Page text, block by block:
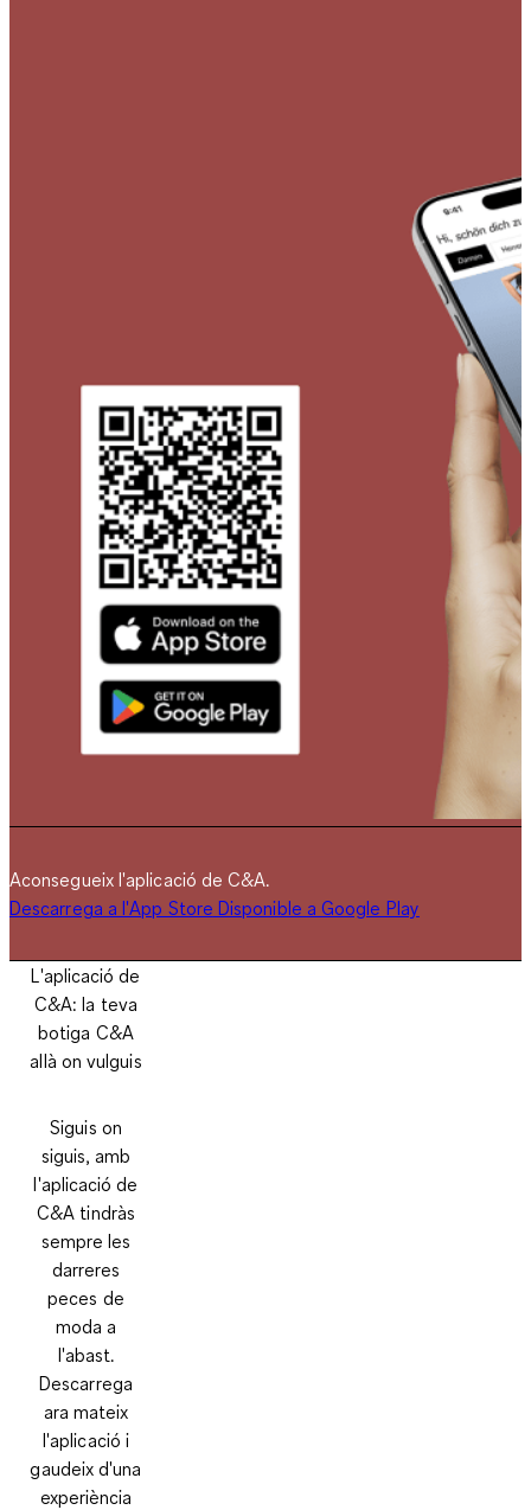
Aconsegueix l'aplicació de C&A.
Descarrega a l'App Store Disponible a Google Play
L'aplicació de
C&A: la teva
botiga C&A
allà on vulguis
Siguis on
siguis, amb
l'aplicació de
C&A tindràs
sempre les
darreres
peces de
moda a
l'abast.
Descarrega
ara mateix
l'aplicació i
gaudeix d'una
experiència